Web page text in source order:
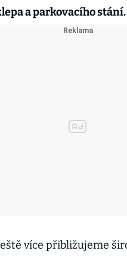
a parkovacího stání.
více přibližujeme